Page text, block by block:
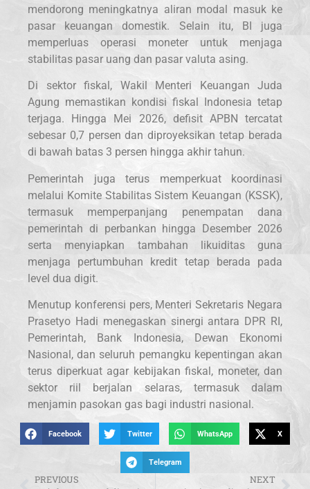
mendorong meningkatnya aliran modal masuk ke
pasar keuangan domestik. Selain itu, BI juga
memperluas operasi moneter untuk menjaga
stabilitas pasar uang dan pasar valuta asing.
Di sektor fiskal, Wakil Menteri Keuangan Juda
Agung memastikan kondisi fiskal Indonesia tetap
terjaga. Hingga Mei 2026, defisit APBN tercatat
sebesar 0,7 persen dan diproyeksikan tetap berada
di bawah batas 3 persen hingga akhir tahun.
Pemerintah juga terus memperkuat koordinasi
melalui Komite Stabilitas Sistem Keuangan (KSSK),
termasuk memperpanjang penempatan dana
pemerintah di perbankan hingga Desember 2026
serta menyiapkan tambahan likuiditas guna
menjaga pertumbuhan kredit tetap berada pada
level dua digit.
Menutup konferensi pers, Menteri Sekretaris Negara
Prasetyo Hadi menegaskan sinergi antara DPR RI,
Pemerintah, Bank Indonesia, Dewan Ekonomi
Nasional, dan seluruh pemangku kepentingan akan
terus diperkuat agar kebijakan fiskal, moneter, dan
sektor riil berjalan selaras, termasuk dalam
menjamin pasokan gas bagi industri nasional.
Facebook Twitter WhatsApp X
Telegram
PREVIOUS NEXT